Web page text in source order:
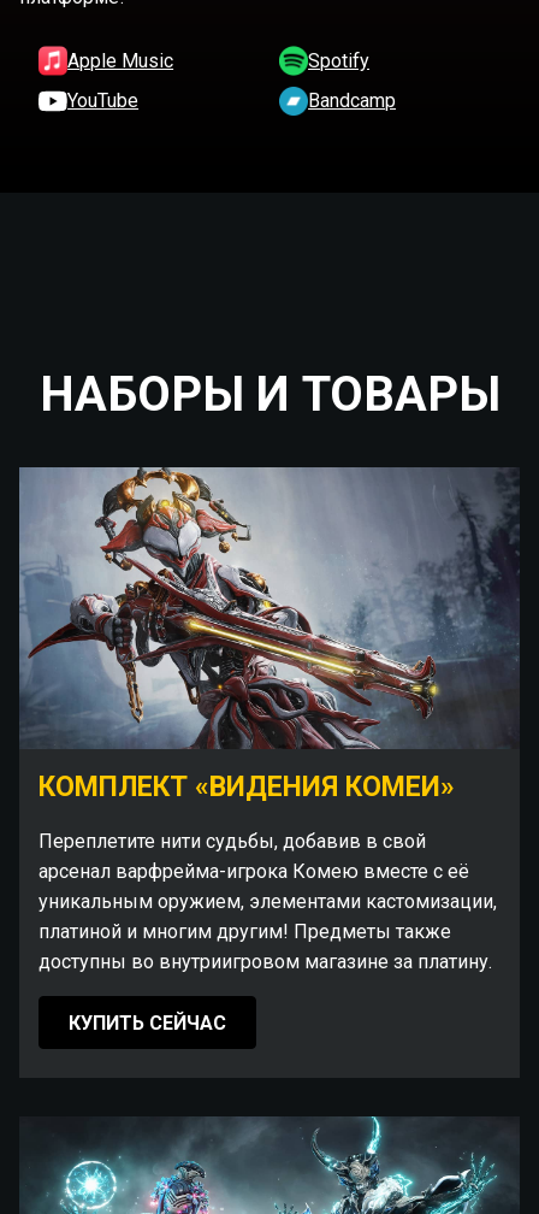
Apple Music
Spotify
YouTube
Bandcamp
НАБОРЫ И ТОВАРЫ
КОМПЛЕКТ «ВИДЕНИЯ КОМЕИ»
Переплетите нити судьбы, добавив в свой
арсенал варфрейма-игрока Комею вместе с её
уникальным оружием, элементами кастомизации,
платиной и многим другим! Предметы также
доступны во внутриигровом магазине за платину.
КУПИТЬ СЕЙЧАС